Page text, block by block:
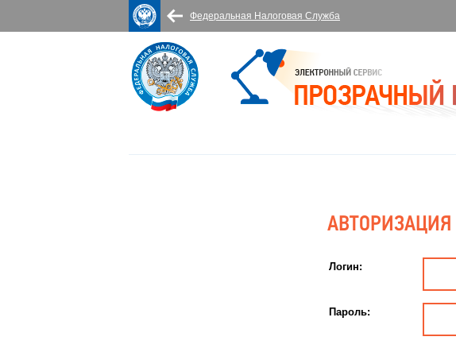
Федеральная Налоговая Служба
АВТОРИЗАЦИЯ
Логин:
Пароль: